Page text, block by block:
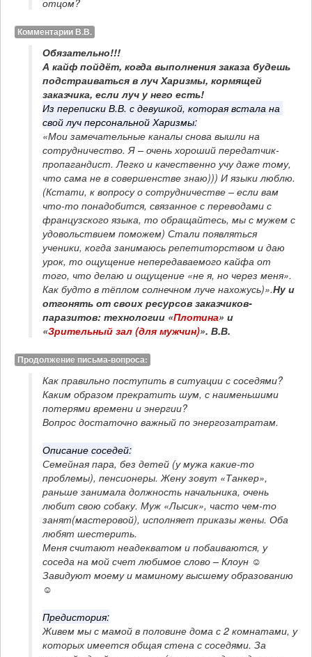
отцом?
Комментарии В.В.
Обязательно!!!
А кайф пойдёт, когда выполнения заказа будешь
подстраиваться в луч Харизмы, кормящей
заказчика, если луч у него есть!
Из переписки В.В. с девушкой, которая встала на
свой луч персональной Харизмы:
«Мои замечательные каналы снова вышли на
сотрудничество. Я – очень хороший передатчик-
пропагандист. Легко и качественно учу даже тому,
что сама не в совершенстве знаю))) И языки люблю.
(Кстати, к вопросу о сотрудничестве – если вам
что-то понадобится, связанное с переводами с
французского языка, то обращайтесь, мы с мужем с
удовольствием поможем) Стали появляться
ученики, когда занимаюсь репетиторством и даю
урок, то ощущение непередаваемого кайфа от
того, что делаю и ощущение «не я, но через меня».
Как будто в тёплом солнечном луче нахожусь)».Ну и
отгонять от своих ресурсов заказчиков-
паразитов: технологии «Плотина» и
«Зрительный зал (для мужчин)». В.В.
Продолжение письма-вопроса:
Как правильно поступить в ситуации с соседями?
Каким образом прекратить шум, с наименьшими
потерями времени и энергии?
Описание соседей:
Семейная пара, без детей (у мужа какие-то
проблемы), пенсионеры. Жену зовут «Танкер»,
раньше занимала должность начальника, очень
любит свою собаку. Муж «Лысик», часто чем-то
занят(мастеровой), исполняет приказы жены. Оба
любят шестерить.
Меня считают неадекватом и побаиваются, у
соседа на мой счет любимое слово – Клоун ☺
Завидуют моему и маминому высшему образованию
Предистория:
Живем мы с мамой в половине дома с 2 комнатами, у
которых имеется общая стена с соседями. За